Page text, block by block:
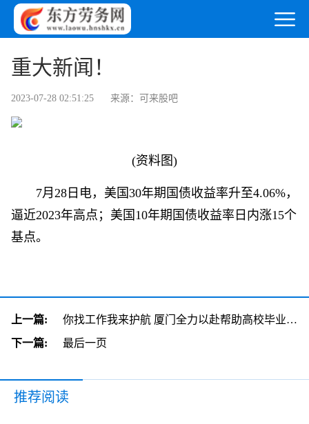
重大新闻！
2023-07-28 02:51:25 来源：可来股吧
(资料图)
7月28日电，美国30年期国债收益率升至4.06%，
逼近2023年高点；美国10年期国债收益率日内涨15个
基点。
上一篇:
你找工作我来护航 厦门全力以赴帮助高校毕业生就业
下一篇:
最后一页
推荐阅读